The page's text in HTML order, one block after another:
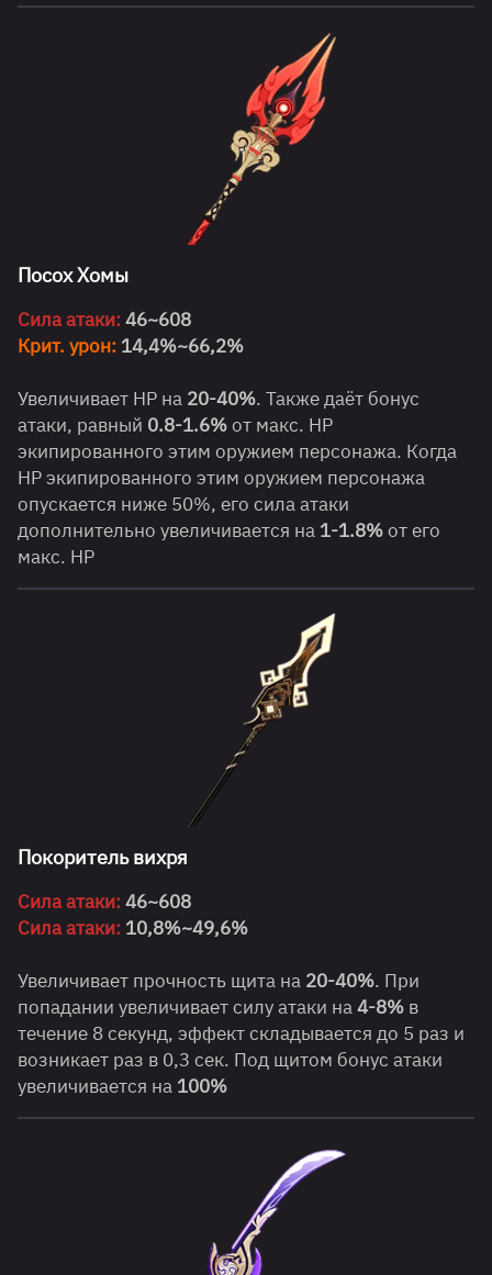
Посох Хомы
Сила атаки:46~608
Крит. урон: 14,4%~66,2%
Увеличивает HP на 20-40%. Также даёт бонус
атаки, равный 0.8-1.6%от макс. HP
экипированного этим оружием персонажа. Когда
HP экипированного этим оружием персонажа
опускается ниже 50%, его сила атаки
дополнительно увеличивается на 1-1.8%от его
макс. HP
Покоритель вихря
Сила атаки:46~608
Сила атаки: 10,8%~49,6%
Увеличивает прочность щита на 20-40%. При
попадании увеличивает силу атаки на4-8% в
течение 8 секунд, эффект складывается до 5 раз и
возникает раз в 0,3 сек. Под щитом бонус атаки
увеличивается на 100%